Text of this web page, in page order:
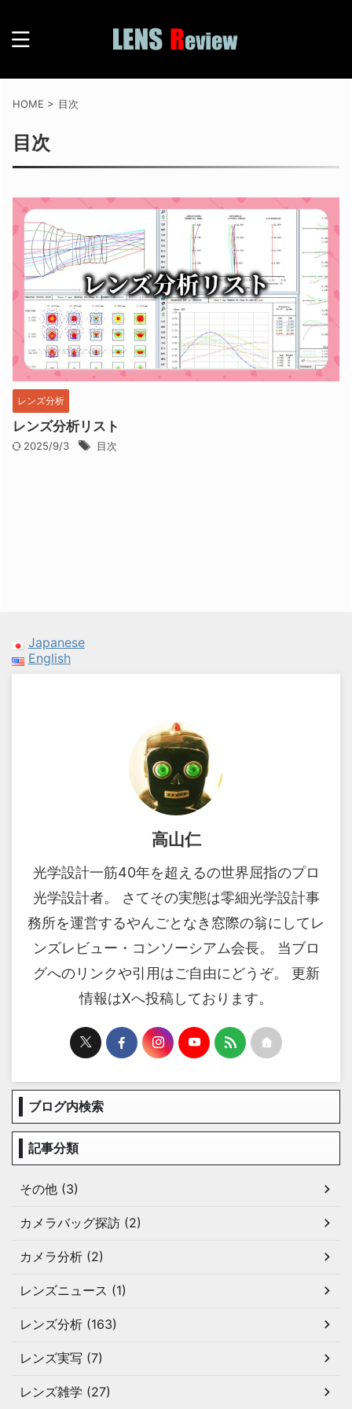
HOME > 目次
目次
レンズ分析
レンズ分析リスト
2025/9/3 目次
Japanese
English
高山仁
光学設計一筋40年を超えるの世界屈指のプロ
光学設計者。 さてその実態は零細光学設計事
務所を運営するやんごとなき窓際の翁にしてレ
ンズレビュー・コンソーシアム会長。 当ブロ
グへのリンクや引用はご自由にどうぞ。 更新
情報はXへ投稿しております。
ブログ内検索
記事分類
その他 (3)
カメラバッグ探訪 (2)
カメラ分析 (2)
レンズニュース (1)
レンズ分析 (163)
レンズ実写 (7)
レンズ雑学 (27)